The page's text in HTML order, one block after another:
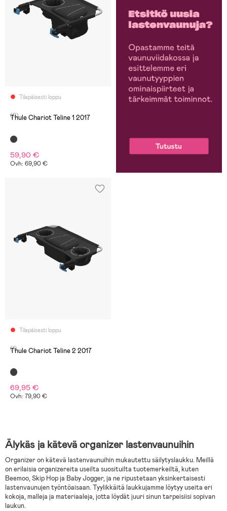
Tilapäisesti loppu
(0)
Thule Chariot Teline 1 2017
59,90 €
Ovh: 69,90 €
Tilapäisesti loppu
(1)
Thule Chariot Teline 2 2017
69,95 €
Ovh: 79,90 €
Älykäs ja kätevä organizer lastenvaunuihin
Organizer on kätevä lastenvaunuihin mukautettu säilytyslaukku. Meillä
on erilaisia organizereita useilta suosituilta tuotemerkeiltä, kuten
Beemoo, Skip Hop ja Baby Jogger, ja ne ripustetaan yksinkertaisesti
lastenvaunujen työntöaisaan. Tyylikkäitä laukkujamme löytyy useita eri
kokoja, malleja ja materiaaleja, jotta löydät juuri sinun tarpeisiisi sopivan
laukun.